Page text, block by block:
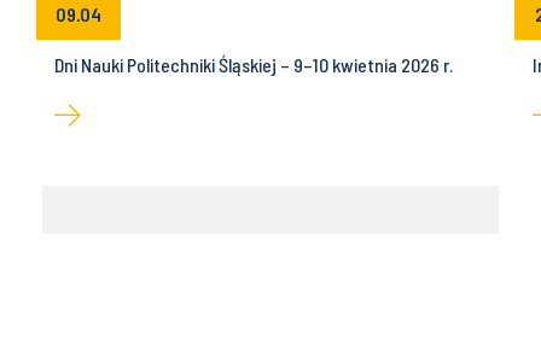
09.04
Dni Nauki Politechniki Śląskiej – 9–10 kwietnia 2026 r.